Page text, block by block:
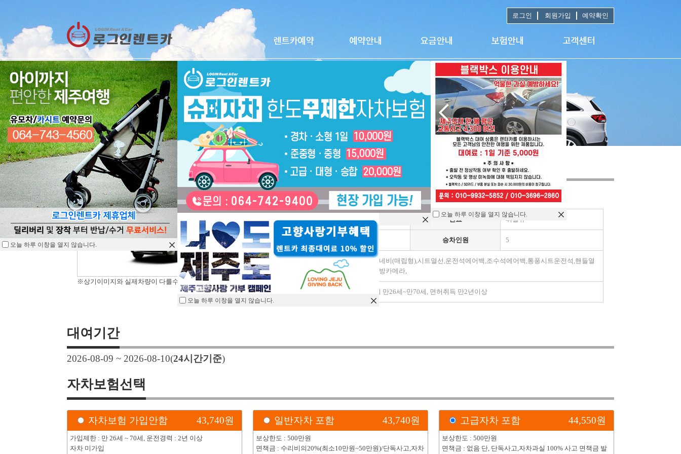
로그인 회원가입 예약확인
렌트카예약
RESERVATION
렌트카 예약하기
※상기이미지와 실제차량이 다를수 있습니다.
레이2025(만26세)
차종 경차 연료 휘발유
승차인원 5
가죽시트,금연,네비(매립형),시트열선,운전석에어백,조수석에어백,통풍시트운전석,핸들열
선,후방센서,후방카메라,
대여조건 : 나이 만26세~만70세, 면허취득 만2년이상
대여기간
2026-08-09 ~ 2026-08-10(24시간기준)
자차보험선택
자차보험 가입안함 43,740원
가입제한 : 만 26세 ~ 70세, 운전경력 : 2년 이상
자차 미가입
일반자차 포함 43,740원
보상한도 : 500만원
면책금 : 수리비의20%(최소10만원~50만원)/단독사고,자차
고급자차 포함 44,550원
보상한도 : 500만원
면책금 : 없음 단, 단독사고,자차과실 100% 사고 면책금 발
오늘 하루 이창을 열지 않습니다.
오늘 하루 이창을 열지 않습니다.
오늘 하루 이창을 열지 않습니다.
오늘 하루 이창을 열지 않습니다.